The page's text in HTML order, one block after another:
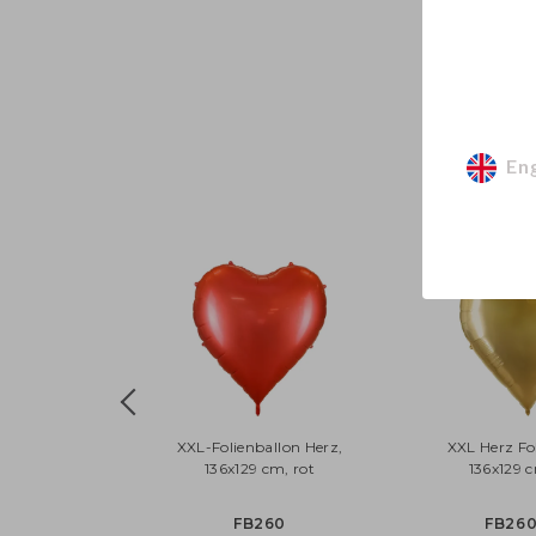
XXL-Folienballon Herz,
136x129 cm, rot
FB260
XXL Herz
136x129